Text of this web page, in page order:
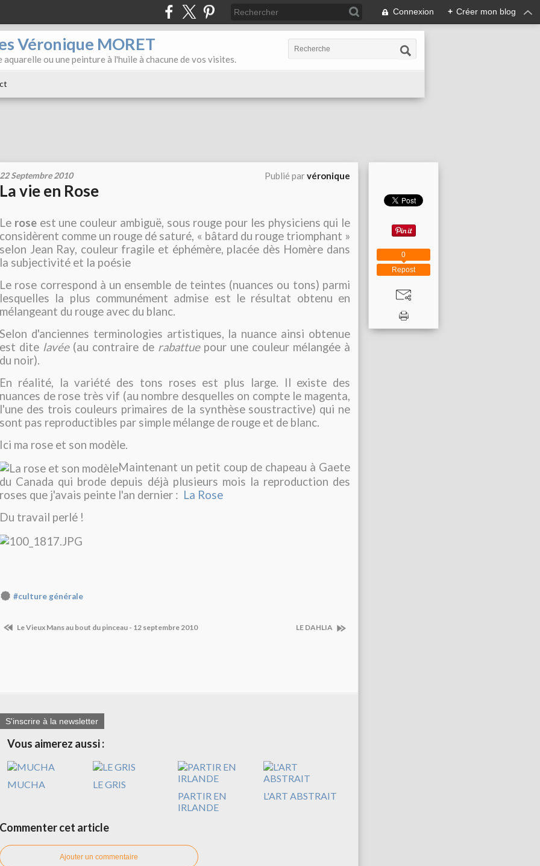
Connexion + Créer mon blog
Véronique MORET
ou une peinture à l'huile à chacune de vos visites.
22 Septembre 2010 Publié parvéronique
La vie en Rose
Le roseest une couleur ambiguë, sous rouge pour les physiciens qui le
considèrent comme un rouge dé saturé, « bâtard du rouge triomphant »
selon Jean Ray, couleur fragile et éphémère, placée dès Homère dans
la subjectivité et la poésie
Le rose correspond à un ensemble de teintes (nuances ou tons) parmi
lesquelles la plus communément admise est le résultat obtenu en
mélangeant du rouge avec du blanc.
Selon d'anciennes terminologies artistiques, la nuance ainsi obtenue
est dite lavée(au contraire de rabattuepour une couleur mélangée à
du noir).
En réalité, la variété des tons roses est plus large. Il existe des
nuances de rose très vif (au nombre desquelles on compte le magenta,
l'une des trois couleurs primaires de la synthèse soustractive) qui ne
sont pas reproductibles par simple mélange de rouge et de blanc.
Ici ma rose et son modèle.
Maintenant un petit coup de chapeau à Gaete
du Canada qui brode depuis déjà plusieurs mois la reproduction des
roses que j'avais peinte l'an dernier : La Rose
Du travail perlé !
#culture générale
Le Vieux Mans au bout du pinceau - 12 septembre 2010 LE DAHLIA
S'inscrire à la newsletter
Vous aimerez aussi :
MUCHA
LE GRIS
PARTIR EN
IRLANDE
L'ART ABSTRAIT
Commenter cet article
Ajouter un commentaire
Repost
0